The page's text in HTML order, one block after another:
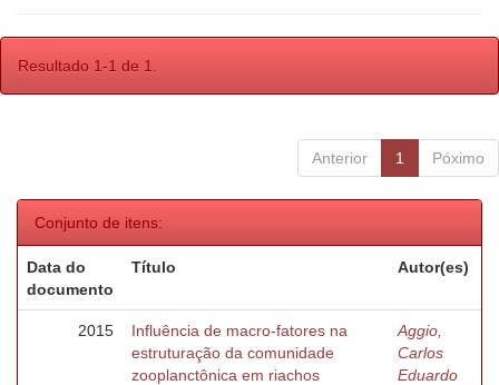
Resultado 1-1 de 1.
Anterior 1 Póximo
Conjunto de itens:
Data do
documento
Título Autor(es)
2015
Influência de macro-fatores na
estruturação da comunidade
zooplanctônica em riachos
Aggio,
Carlos
Eduardo